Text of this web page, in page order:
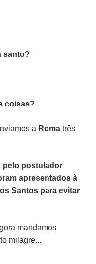
santo?
coisas?
a Roma três
pelo postulador
apresentados à
Santos para evitar
mandamos
milagre...